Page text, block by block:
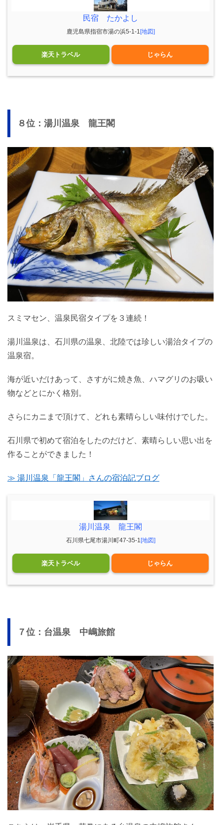
民宿 たかよし
鹿児島県指宿市湯の浜5-1-1 [地図]
楽天トラベル じゃらん
８位：湯川温泉 龍王閣
スミマセン、温泉民宿タイプを３連続！
湯川温泉は、石川県の温泉、北陸では珍しい湯治タイプの
温泉宿。
海が近いだけあって、さすがに焼き魚、ハマグリのお吸い
物などとにかく格別。
さらにカニまで頂けて、どれも素晴らしい味付けでした。
石川県で初めて宿泊をしたのだけど、素晴らしい思い出を
作ることができました！
≫ 湯川温泉「龍王閣」さんの宿泊記ブログ
湯川温泉 龍王閣
石川県七尾市湯川町47-35-1[地図]
楽天トラベル じゃらん
７位：台温泉 中嶋旅館